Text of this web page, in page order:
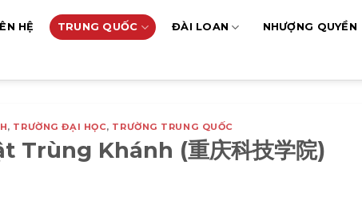
HỆ TRUNG QUỐC ĐÀI LOAN NHƯỢNG QUYỀN
, TRƯỜNG ĐẠI HỌC, TRƯỜNG TRUNG QUỐC
Khánh (重庆科技学院)